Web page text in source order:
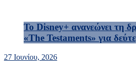
Το Disney+ ανανεώνει τη
«The Testaments» για
27 Ιουνίου, 2026